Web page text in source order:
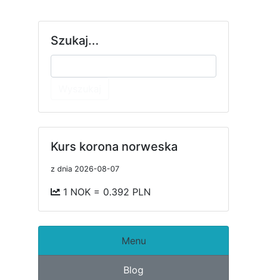
Szukaj...
Kurs korona norweska
z dnia 2026-08-07
1 NOK = 0.392 PLN
Menu
Blog